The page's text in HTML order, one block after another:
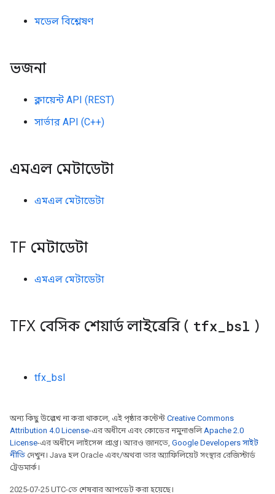
মডেল বিশ্লেষণ
ভজনা
ক্লায়েন্ট API (REST)
সার্ভার API (C++)
এমএল মেটাডেটা
এমএল মেটাডেটা
TF মেটাডেটা
এমএল মেটাডেটা
TFX বেসিক শেয়ার্ড লাইব্রেরি ( tfx bsl )
tfx_bsl
অন্য কিছু উল্লেখ না করা থাকলে, এই পৃষ্ঠার কন্টেন্ট Creative Commons
Attribution 4.0 License-এর অধীনে এবং কোডের নমুনাগুলিApache 2.0
License-এর অধীনে লাইসেন্স প্রাপ্ত। আরও জানতে, Google Developers সাইট
নীতি দেখুন। Java হল Oracle এবং/অথবা তার অ্যাফিলিয়েট সংস্থার রেজিস্টার্ড
ট্রেডমার্ক।
2025-07-25 UTC-তে শেষবার আপডেট করা হয়েছে।